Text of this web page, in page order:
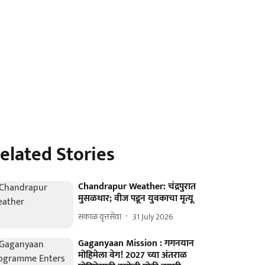
Stories
Chandrapur Weather: चंद्रपुरात
मुसळधार; वीज पडून युवकाचा मृत्यू
सकाळ वृत्तसेवा 31 July 2026
Gaganyaan Mission : गगनयान
मोहिमेला वेग! 2027 च्या अंतराळ